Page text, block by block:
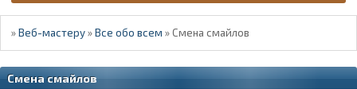
»Веб-мастеру »Все обо всем »Смена смайлов
Смена смайлов